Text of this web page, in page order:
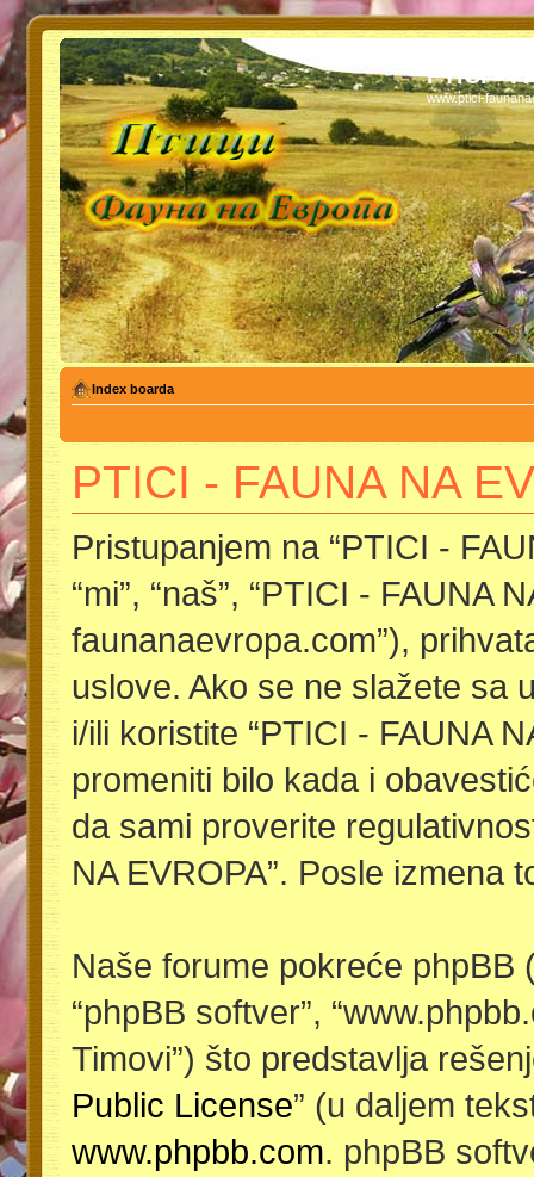
PTICI -
www.ptici-
Index boarda
PTICI - FAUNA NA
Pristupanjem na “PTICI -
“mi”, “naš”, “PTICI - FAUNA
faunanaevropa.com”),
uslove. Ako se ne slažete sa
i/ili koristite “PTICI - FAUNA
promeniti bilo kada i
da sami proverite
NA EVROPA”. Posle izmena
Naše forume pokreće phpBB
“phpBB softver”,
Timovi”) što predstavlja
Public License” (u daljem
www.phpbb.com. phpBB